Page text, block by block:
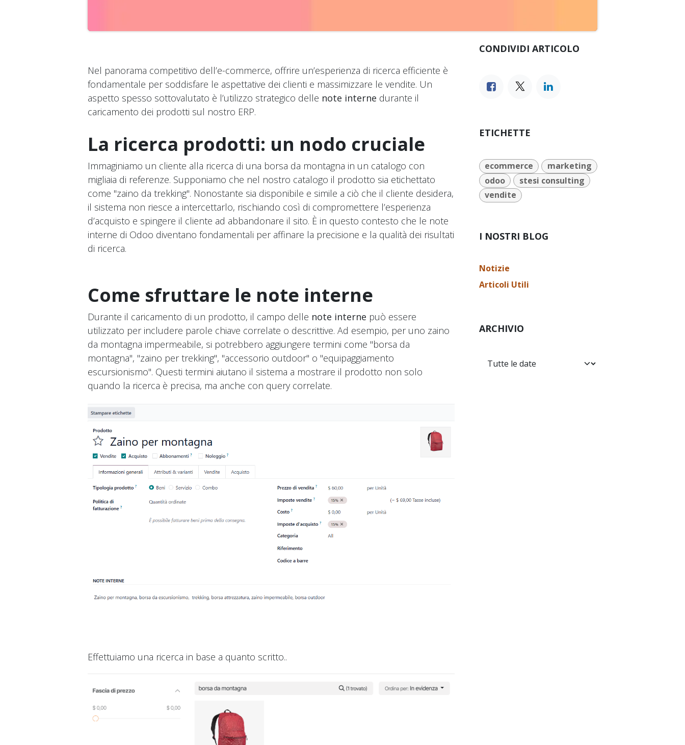
Nel panorama competitivo dell’e-commerce, offrire un’esperienza di ricerca efficiente è
fondamentale per soddisfare le aspettative dei clienti e massimizzare le vendite. Un
aspetto spesso sottovalutato è l’utilizzo strategico delle note interne durante il
caricamento dei prodotti sul nostro ERP.
La ricerca prodotti: un nodo cruciale
Immaginiamo un cliente alla ricerca di una borsa da montagna in un catalogo con
migliaia di referenze. Supponiamo che nel nostro catalogo il prodotto sia etichettato
come "zaino da trekking". Nonostante sia disponibile e simile a ciò che il cliente desidera,
il sistema non riesce a intercettarlo, rischiando così di compromettere l’esperienza
d’acquisto e spingere il cliente ad abbandonare il sito. È in questo contesto che le note
interne di Odoo diventano fondamentali per affinare la precisione e la qualità dei risultati
di ricerca.
Come sfruttare le note interne
Durante il caricamento di un prodotto, il campo delle note interne può essere
utilizzato per includere parole chiave correlate o descrittive. Ad esempio, per uno zaino
da montagna impermeabile, si potrebbero aggiungere termini come "borsa da
montagna", "zaino per trekking", "accessorio outdoor" o "equipaggiamento
escursionismo". Questi termini aiutano il sistema a mostrare il prodotto non solo
quando la ricerca è precisa, ma anche con query correlate.
Effettuiamo una ricerca in base a quanto scritto..
CONDIVIDI ARTICOLO
ETICHETTE
ecommerce
marketing
odoo
stesi consulting
vendite
I NOSTRI BLOG
Notizie
Articoli Utili
ARCHIVIO